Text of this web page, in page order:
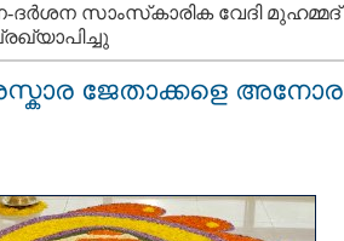
ദർശന സാംസ്‌കാരിക വേദി മുഹമ്മദ്
ജേതാക്കളെ അനോര